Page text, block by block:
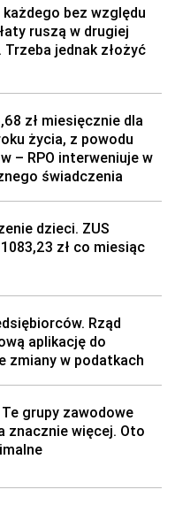
bez względu
ruszą w drugiej
Trzeba jednak złożyć
zł miesięcznie dla
życia, z powodu
– RPO interweniuje w
świadczenia
dzieci. ZUS
zł co miesiąc
Rząd
aplikację do
zmiany w podatkach
grupy zawodowe
znacznie więcej. Oto